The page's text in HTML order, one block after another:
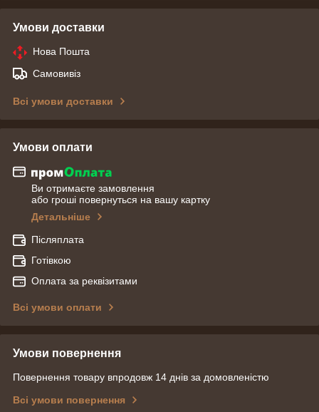
Умови доставки
Нова Пошта
Самовивіз
Всі умови доставки
Умови оплати
Ви отримаєте замовлення
або гроші повернуться на вашу картку
Детальніше
Післяплата
Готівкою
Оплата за реквізитами
Всі умови оплати
Умови повернення
Повернення товару впродовж 14 днів за домовленістю
Всі умови повернення